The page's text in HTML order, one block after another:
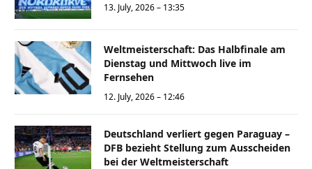
13. July, 2026 – 13:35
Weltmeisterschaft: Das Halbfinale am
Dienstag und Mittwoch live im
Fernsehen
12. July, 2026 – 12:46
Deutschland verliert gegen Paraguay –
DFB bezieht Stellung zum Ausscheiden
bei der Weltmeisterschaft